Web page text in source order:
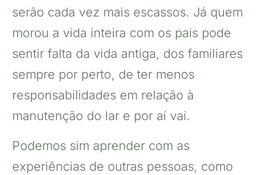
serão cada vez mais escassos. Já quem
morou a vida inteira com os pais pode
sentir falta da vida antiga, dos familiares
sempre por perto, de ter menos
responsabilidades em relação à
manutenção do lar e por aí vai.
Podemos sim aprender com as
experiências de outras pessoas, como